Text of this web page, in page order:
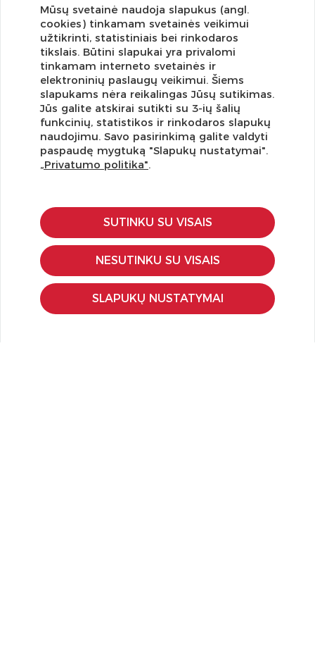
Užsisakykite naujienlaiškį ir pirmi gaukite geriausius
pasiūlymus!
KLIENTŲ APTARNAVIMAS
Pirkimo – pardavimo taisyklės
Pristatymas ir grąžinimas
Apmokėjimo būdai
Kokybės ir saugumo standartai
Privatumo taisyklės
Mūsų svetainė naudoja slapukus (angl.
cookies) tinkamam svetainės veikimui
užtikrinti, statistiniais bei rinkodaros
tikslais. Būtini slapukai yra privalomi
tinkamam interneto svetainės ir
elektroninių paslaugų veikimui. Šiems
slapukams nėra reikalingas Jūsų sutikimas.
Jūs galite atskirai sutikti su 3-ių šalių
funkcinių, statistikos ir rinkodaros slapukų
naudojimu. Savo pasirinkimą galite valdyti
paspaudę mygtuką "Slapukų nustatymai".
„Privatumo politika".
SUTINKU SU VISAIS
NESUTINKU SU VISAIS
SLAPUKŲ NUSTATYMAI